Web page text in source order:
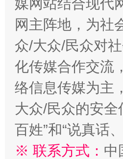
媒网站结合现代
网主阵地，为社
众/大众/民众对
化传媒合作交流
络信息传媒为主
大众/民众的安
百姓”和“说真话
※ 联系方式： 中